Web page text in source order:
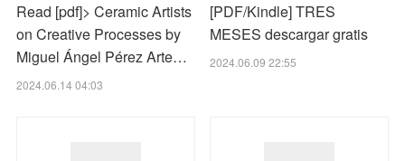
Read [pdf]> Ceramic Artists
on Creative Processes by
Miguel Ángel Pérez Arte…
2024.06.14 04:03
[PDF/Kindle] TRES
MESES descargar gratis
2024.06.09 22:55